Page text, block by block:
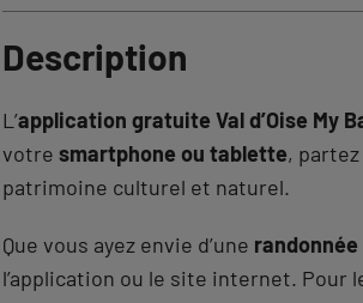
Description
L’application gratuite Val d’Oise My
votre smartphone ou tablette,
patrimoine culturel et naturel.
Que vous ayez envie d’une randonnée
l’application ou le site internet. Pour